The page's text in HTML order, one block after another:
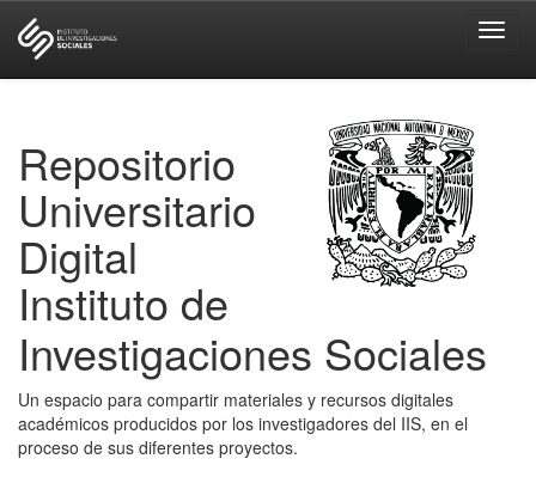
Repositorio
Universitario
Digital
Instituto de
Investigaciones Sociales
Un espacio para compartir materiales y recursos digitales
académicos producidos por los investigadores del IIS, en el
proceso de sus diferentes proyectos.